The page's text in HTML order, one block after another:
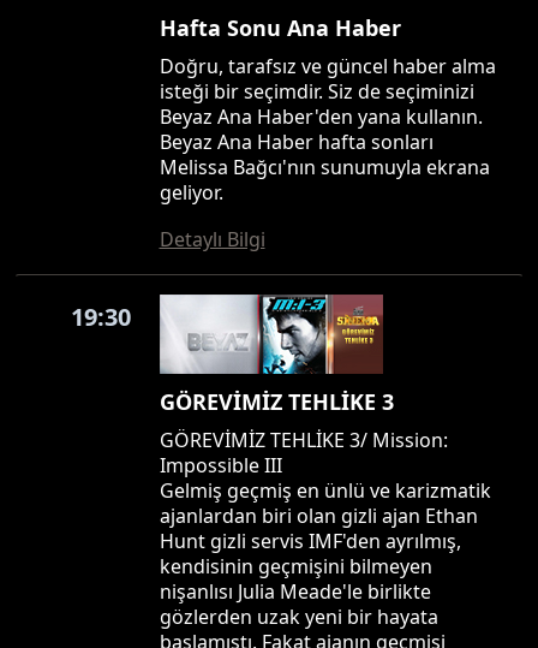
Hafta Sonu Ana Haber
Doğru, tarafsız ve güncel haber alma
isteği bir seçimdir. Siz de seçiminizi
Beyaz Ana Haber'den yana kullanın.
Beyaz Ana Haber hafta sonları
Melissa Bağcı'nın sunumuyla ekrana
geliyor.
Detaylı Bilgi
19:30
GÖREVİMİZ TEHLİKE 3
GÖREVİMİZ TEHLİKE 3/ Mission:
Impossible III
Gelmiş geçmiş en ünlü ve karizmatik
ajanlardan biri olan gizli ajan Ethan
Hunt gizli servis IMF'den ayrılmış,
kendisinin geçmişini bilmeyen
nişanlısı Julia Meade'le birlikte
gözlerden uzak yeni bir hayata
başlamıştı. Fakat ajanın geçmişi